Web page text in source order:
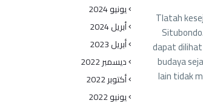
Tlatah
dapat
budaya
lain tidak
يونيو 2024
أبريل 2024
أبريل 2023
ديسمبر 2022
أكتوبر 2022
يونيو 2022